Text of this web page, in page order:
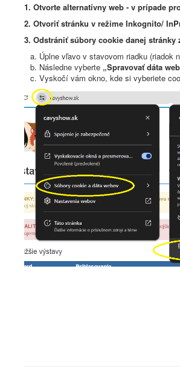
1. Otvorte alternatívny web - v prípade
2. Otvoriť stránku v režime Inkognito/
3. Odstrániť súbory cookie danej stránky
Úplne vľavo v stavovom riadku (riadok
Následne vyberte „Spravovať dáta
Vyskočí vám okno, kde si vyberiete